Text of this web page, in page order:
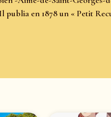
publia en 1878 un « Petit